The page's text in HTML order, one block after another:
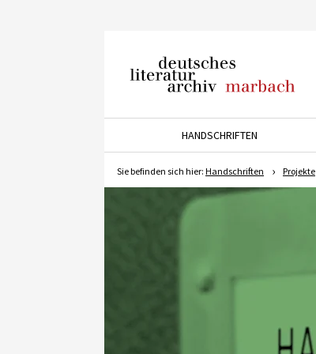
Marbach
HANDSCHRIFTEN
Sie befinden sich hier: Handschriften Projekte